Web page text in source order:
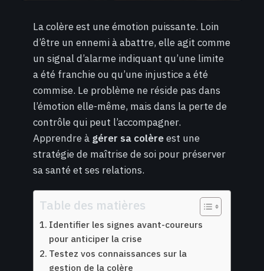
La colère est une émotion puissante. Loin
d’être un ennemi à abattre, elle agit comme
un signal d’alarme indiquant qu’une limite
a été franchie ou qu’une injustice a été
commise. Le problème ne réside pas dans
l’émotion elle-même, mais dans la perte de
contrôle qui peut l’accompagner.
Apprendre à gérer sa colèreest une
stratégie de maîtrise de soi pour préserver
sa santé et ses relations.
Table des matières
Identifier les signes avant-coureurs
pour anticiper la crise
Testez vos connaissances sur la
gestion de la colère